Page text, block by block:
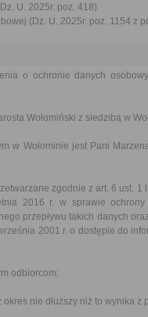
U. 2025r. poz. 418)
(Dz. U. 2025r. poz. 1154 z
o ochronie danych
Wołomiński z siedzibą w
w Wołominie jest Pani
zgodnie z art. 6 ust. 1
2016 r. w sprawie
przepływu takich danych
2001 r. o dostępie do
odbiorcom;
nie dłuższy niż to wynika z